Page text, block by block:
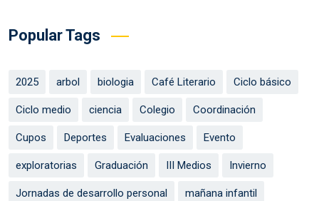
Popular Tags
2025 arbol biologia Café Literario Ciclo básico
Ciclo medio ciencia Colegio Coordinación
Cupos Deportes Evaluaciones Evento
exploratorias Graduación III Medios Invierno
Jornadas de desarrollo personal mañana infantil